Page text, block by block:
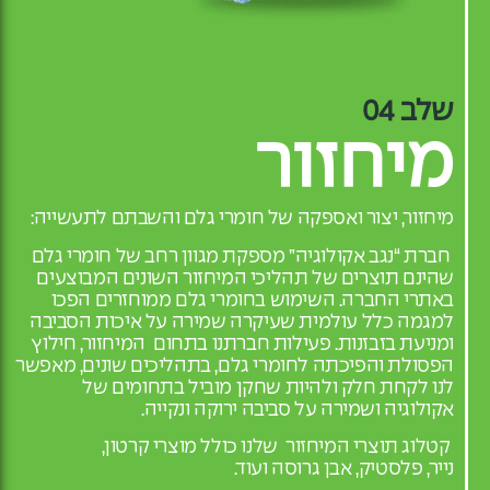
שלב 04
מיחזור
מיחזור, יצור ואספקה של חומרי גלם והשבתם לתעשייה:
חברת “נגב אקולוגיה” מספקת מגוון רחב של חומרי גלם
שהינם תוצרים של תהליכי המיחזור השונים המבוצעים
באתרי החברה. השימוש בחומרי גלם ממוחזרים הפכו
למגמה כלל עולמית שעיקרה שמירה על איכות הסביבה
ומניעת בזבזנות. פעילות חברתנו בתחום המיחזור, חילוץ
הפסולת והפיכתה לחומרי גלם, בתהליכים שונים, מאפשר
לנו לקחת חלק ולהיות שחקן מוביל בתחומים של
אקולוגיה ושמירה על סביבה ירוקה ונקייה.
קטלוג תוצרי המיחזור שלנו כולל מוצרי קרטון,
נייר, פלסטיק, אבן גרוסה ועוד.